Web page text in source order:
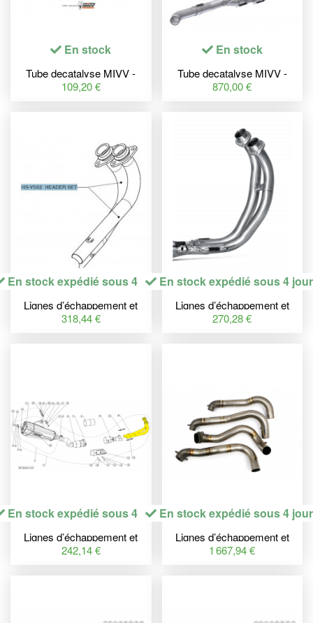
En stock
Tube decatalyse MIVV -
Kawasaki ZX-10 R / RR /
109,20 €
En stock
Tube decatalyse MIVV -
Kawasaki Z900 A2
870,00 €
En stock expédié sous 4 jours
Lignes d’échappement et
collecteurs,HEADPIPE KIT
318,44 €
En stock expédié sous 4
Lignes d’échappement et
collecteurs,HEADER SS
270,28 €
En stock expédié sous 4 jours
Lignes d’échappement et
collecteurs,HEADER SET
242,14 €
En stock expédié sous 4
Lignes d’échappement et
collecteurs,HEADER TI
1 667,94 €